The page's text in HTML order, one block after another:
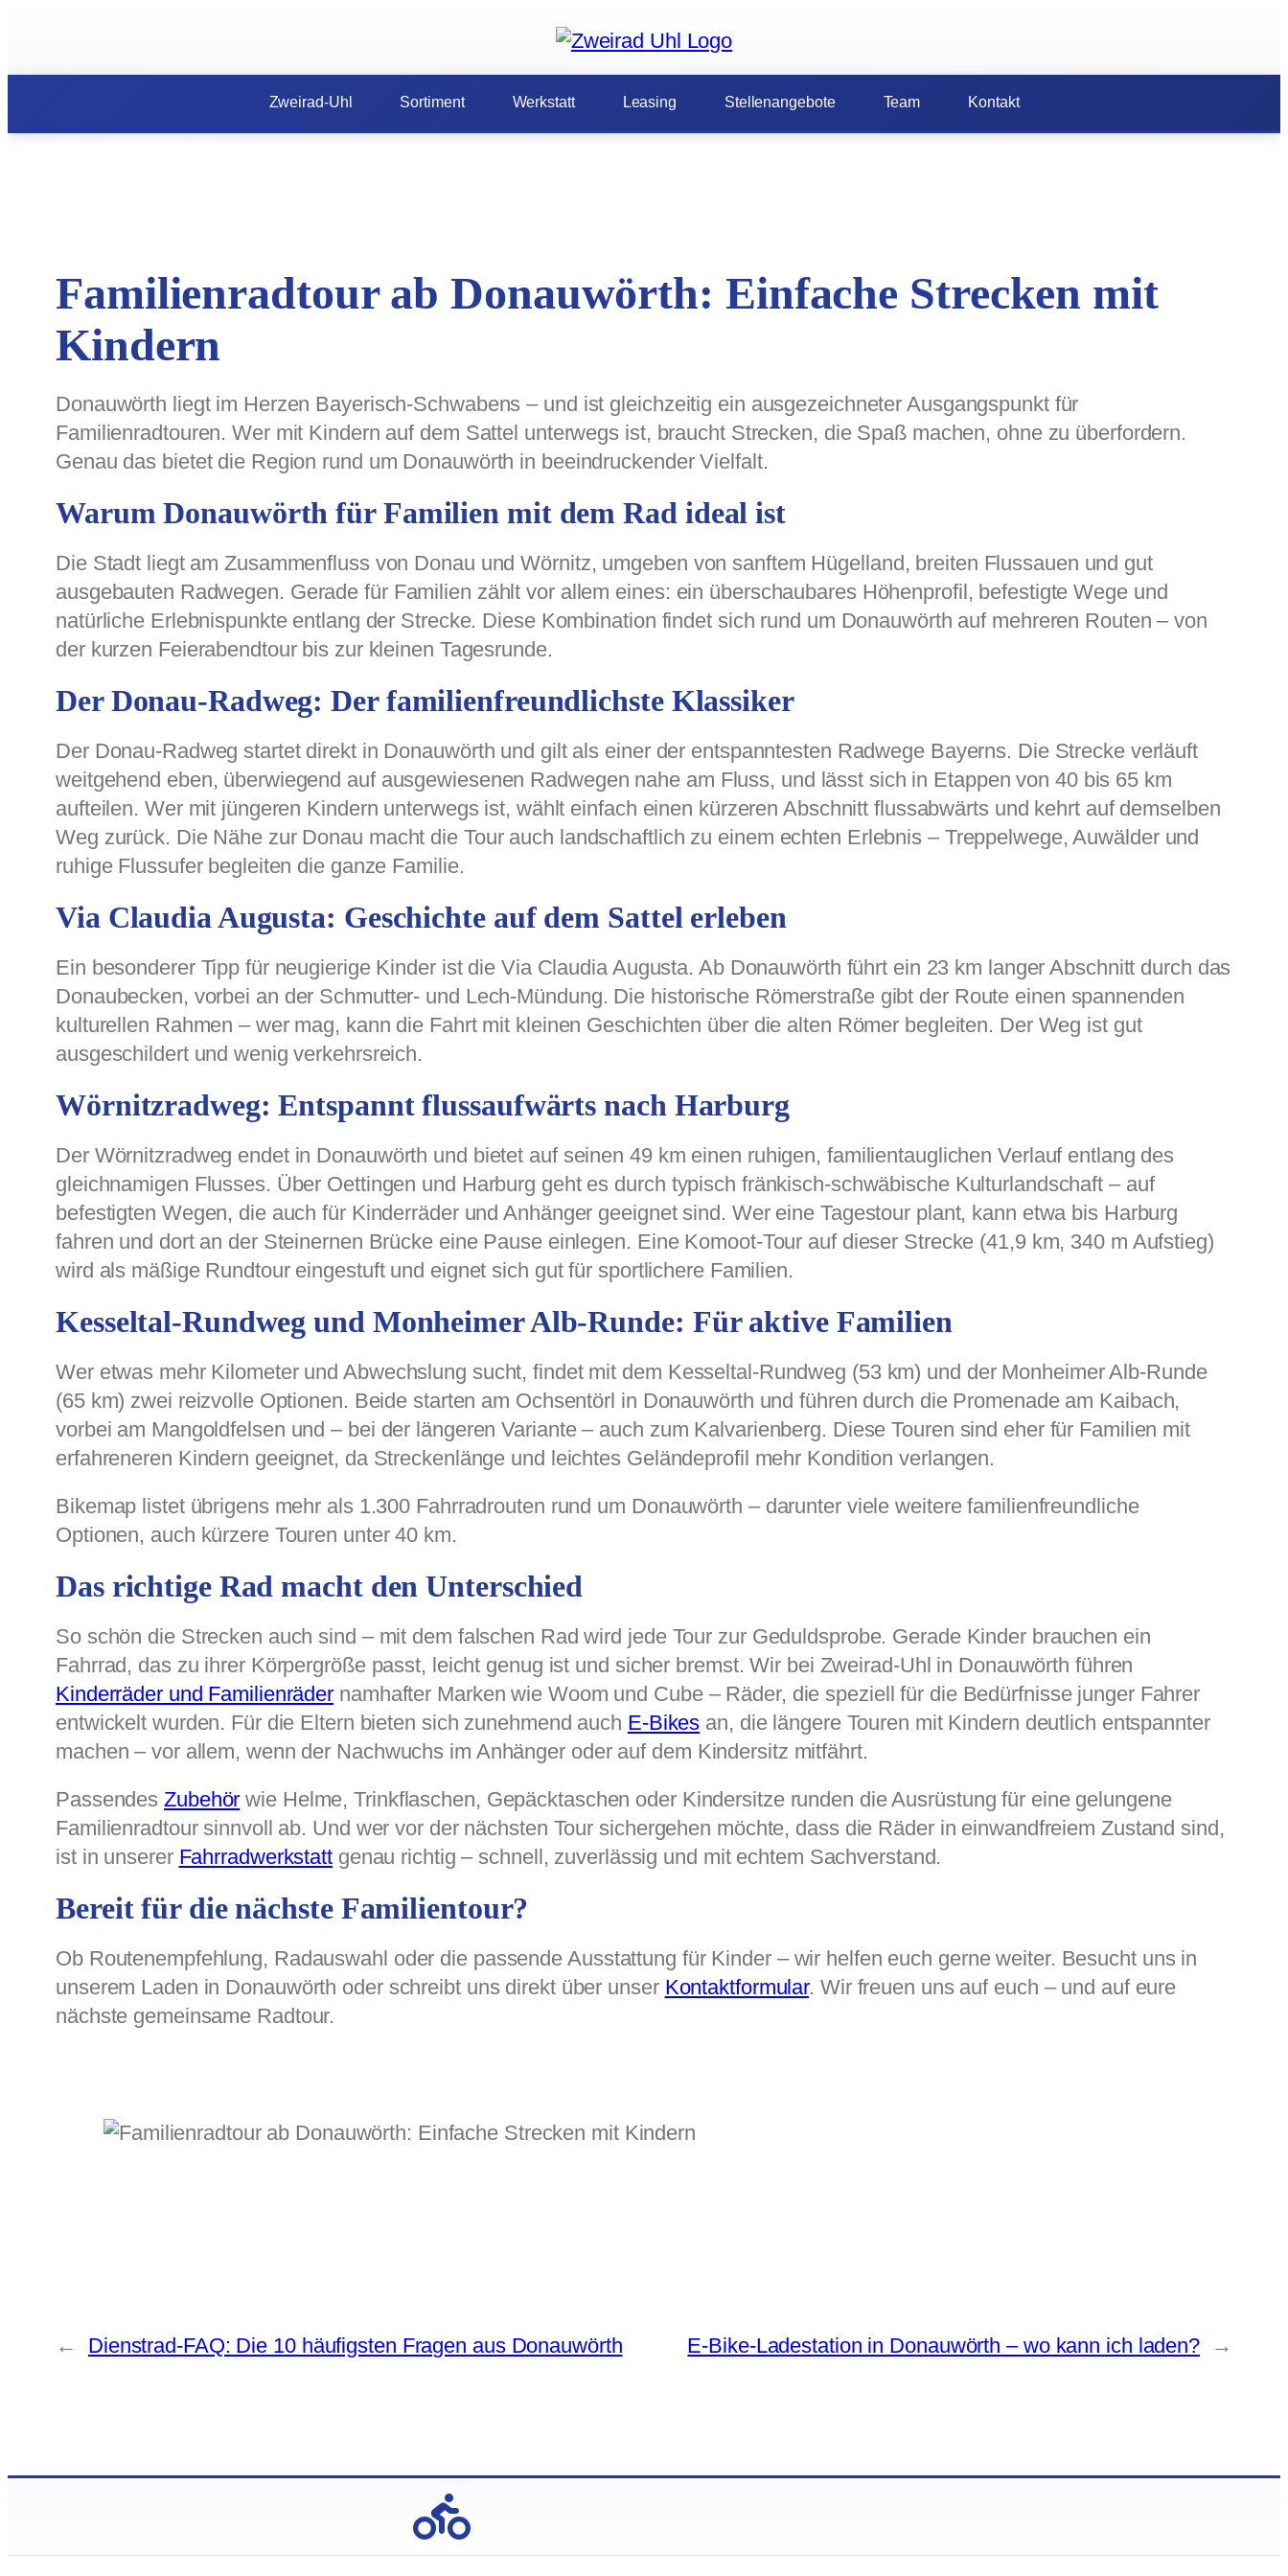
springen
Zweirad-Uhl Sortiment Werkstatt Leasing Stellenangebote Team Kontakt
Familienradtour ab Donauwörth: Einfache Strecken mit
Kindern
Donauwörth liegt im Herzen Bayerisch-Schwabens – und ist gleichzeitig ein ausgezeichneter Ausgangspunkt für
Familienradtouren. Wer mit Kindern auf dem Sattel unterwegs ist, braucht Strecken, die Spaß machen, ohne zu überfordern.
Genau das bietet die Region rund um Donauwörth in beeindruckender Vielfalt.
Warum Donauwörth für Familien mit dem Rad ideal ist
Die Stadt liegt am Zusammenfluss von Donau und Wörnitz, umgeben von sanftem Hügelland, breiten Flussauen und gut
ausgebauten Radwegen. Gerade für Familien zählt vor allem eines: ein überschaubares Höhenprofil, befestigte Wege und
natürliche Erlebnispunkte entlang der Strecke. Diese Kombination findet sich rund um Donauwörth auf mehreren Routen – von
der kurzen Feierabendtour bis zur kleinen Tagesrunde.
Der Donau-Radweg: Der familienfreundlichste Klassiker
Der Donau-Radweg startet direkt in Donauwörth und gilt als einer der entspanntesten Radwege Bayerns. Die Strecke verläuft
weitgehend eben, überwiegend auf ausgewiesenen Radwegen nahe am Fluss, und lässt sich in Etappen von 40 bis 65 km
aufteilen. Wer mit jüngeren Kindern unterwegs ist, wählt einfach einen kürzeren Abschnitt flussabwärts und kehrt auf demselben
Weg zurück. Die Nähe zur Donau macht die Tour auch landschaftlich zu einem echten Erlebnis – Treppelwege, Auwälder und
ruhige Flussufer begleiten die ganze Familie.
Via Claudia Augusta: Geschichte auf dem Sattel erleben
Ein besonderer Tipp für neugierige Kinder ist die Via Claudia Augusta. Ab Donauwörth führt ein 23 km langer Abschnitt durch das
Donaubecken, vorbei an der Schmutter- und Lech-Mündung. Die historische Römerstraße gibt der Route einen spannenden
kulturellen Rahmen – wer mag, kann die Fahrt mit kleinen Geschichten über die alten Römer begleiten. Der Weg ist gut
ausgeschildert und wenig verkehrsreich.
Wörnitzradweg: Entspannt flussaufwärts nach Harburg
Der Wörnitzradweg endet in Donauwörth und bietet auf seinen 49 km einen ruhigen, familientauglichen Verlauf entlang des
gleichnamigen Flusses. Über Oettingen und Harburg geht es durch typisch fränkisch-schwäbische Kulturlandschaft – auf
befestigten Wegen, die auch für Kinderräder und Anhänger geeignet sind. Wer eine Tagestour plant, kann etwa bis Harburg
fahren und dort an der Steinernen Brücke eine Pause einlegen. Eine Komoot-Tour auf dieser Strecke (41,9 km, 340 m Aufstieg)
wird als mäßige Rundtour eingestuft und eignet sich gut für sportlichere Familien.
Kesseltal-Rundweg und Monheimer Alb-Runde: Für aktive Familien
Wer etwas mehr Kilometer und Abwechslung sucht, findet mit dem Kesseltal-Rundweg (53 km) und der Monheimer Alb-Runde
(65 km) zwei reizvolle Optionen. Beide starten am Ochsentörl in Donauwörth und führen durch die Promenade am Kaibach,
vorbei am Mangoldfelsen und – bei der längeren Variante – auch zum Kalvarienberg. Diese Touren sind eher für Familien mit
erfahreneren Kindern geeignet, da Streckenlänge und leichtes Geländeprofil mehr Kondition verlangen.
Bikemap listet übrigens mehr als 1.300 Fahrradrouten rund um Donauwörth – darunter viele weitere familienfreundliche
Optionen, auch kürzere Touren unter 40 km.
Das richtige Rad macht den Unterschied
So schön die Strecken auch sind – mit dem falschen Rad wird jede Tour zur Geduldsprobe. Gerade Kinder brauchen ein
Fahrrad, das zu ihrer Körpergröße passt, leicht genug ist und sicher bremst. Wir bei Zweirad-Uhl in Donauwörth führen
Kinderräder und Familienräder namhafter Marken wie Woom und Cube – Räder, die speziell für die Bedürfnisse junger Fahrer
entwickelt wurden. Für die Eltern bieten sich zunehmend auch E-Bikes an, die längere Touren mit Kindern deutlich entspannter
machen – vor allem, wenn der Nachwuchs im Anhänger oder auf dem Kindersitz mitfährt.
PassendesZubehör wie Helme, Trinkflaschen, Gepäcktaschen oder Kindersitze runden die Ausrüstung für eine gelungene
Familienradtour sinnvoll ab. Und wer vor der nächsten Tour sichergehen möchte, dass die Räder in einwandfreiem Zustand sind,
ist in unserer Fahrradwerkstattgenau richtig – schnell, zuverlässig und mit echtem Sachverstand.
Bereit für die nächste Familientour?
Ob Routenempfehlung, Radauswahl oder die passende Ausstattung für Kinder – wir helfen euch gerne weiter. Besucht uns in
unserem Laden in Donauwörth oder schreibt uns direkt über unser Kontaktformular. Wir freuen uns auf euch – und auf eure
nächste gemeinsame Radtour.
← Dienstrad-FAQ: Die 10 häufigsten Fragen aus Donauwörth E-Bike-Ladestation in Donauwörth – wo kann ich laden? →